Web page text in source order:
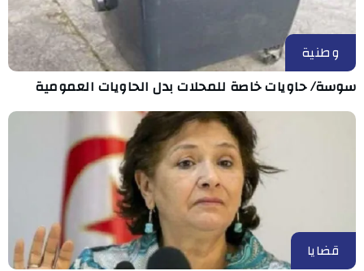
وطنية
سوسة/ حاويات خاصة للمحلات بدل الحاويات العمومية
قضايا